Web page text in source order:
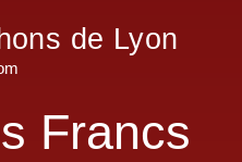
de Lyon
Francs